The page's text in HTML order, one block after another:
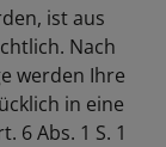
ist aus
Nach
werden Ihre
in eine
6 Abs. 1 S. 1